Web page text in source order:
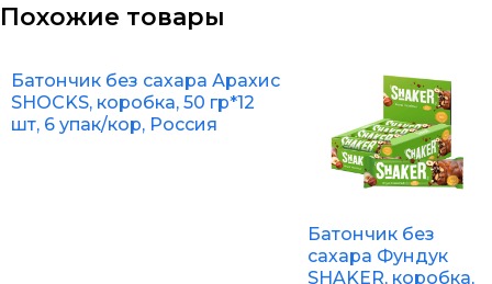
Похожие товары
Батончик без сахара Арахис
SHOCKS, коробка, 50 гр*12
шт, 6 упак/кор, Россия
Батончик без
сахара Фундук
SHAKER, коробка,